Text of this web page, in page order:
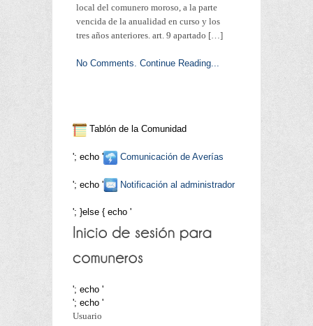
local del comunero moroso, a la parte
vencida de la anualidad en curso y los
tres años anteriores. art. 9 apartado […]
No Comments. Continue Reading...
Tablón de la Comunidad
'; echo ' Comunicación de Averías
'; echo ' Notificación al administrador
'; }else { echo '
'; echo '
'; echo '
Usuario